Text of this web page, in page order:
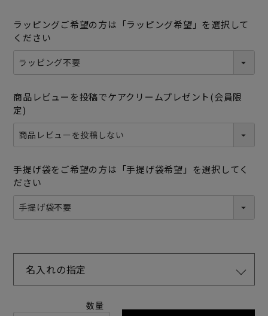
ラッピングご希望の方は「ラッピング希望」を選択して
ください
商品レビューを投稿でケアクリームプレゼント(会員限
定)
手提げ袋をご希望の方は「手提げ袋希望」を選択してく
ださい
名入れの指定